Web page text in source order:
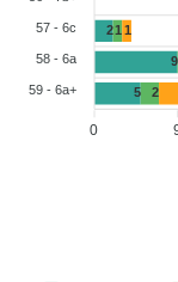
2
9
5
1
2
1
57 - 6c
58 - 6a
59 - 6a+
0